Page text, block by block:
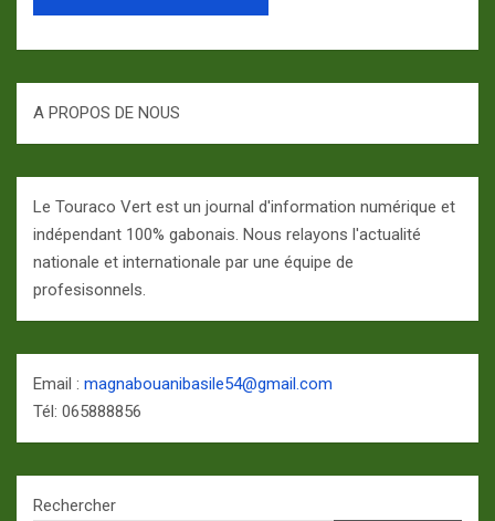
A PROPOS DE NOUS
Le Touraco Vert est un journal d'information numérique et
indépendant 100% gabonais. Nous relayons l'actualité
nationale et internationale par une équipe de
profesisonnels.
Email : magnabouanibasile54@gmail.com
Tél: 065888856
Rechercher